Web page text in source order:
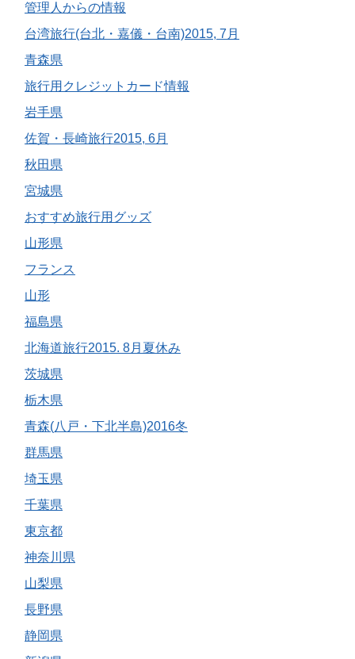
管理人からの情報
台湾旅行(台北・嘉儀・台南)2015, 7月
青森県
旅行用クレジットカード情報
岩手県
佐賀・長崎旅行2015, 6月
秋田県
宮城県
おすすめ旅行用グッズ
山形県
フランス
山形
福島県
北海道旅行2015. 8月夏休み
茨城県
栃木県
青森(八戸・下北半島)2016冬
群馬県
埼玉県
千葉県
東京都
神奈川県
山梨県
長野県
静岡県